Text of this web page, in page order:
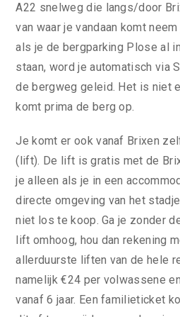
A22 snelweg die langs/door
van waar je vandaan komt
als je de bergparking Plose al
staan, word je automatisch via
de bergweg geleid. Het is niet
komt prima de berg op.
Je komt er ook vanaf Brixen
(lift). De lift is gratis met de
je alleen als je in een
directe omgeving van het
niet los te koop. Ga je zonder
lift omhoog, hou dan rekening
allerduurste liften van de hele
namelijk €24 per volwassene
vanaf 6 jaar. Een familieticket